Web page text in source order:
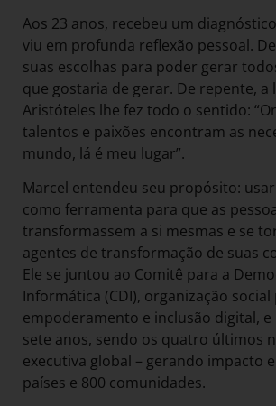
Aos 23 anos, recebeu um
viu em profunda reflexão pessoal.
suas escolhas para poder gerar
que gostaria de gerar. De repente, a
Aristóteles lhe fez todo o sentido:
talentos e paixões encontram as
mundo, lá é meu lugar”.
Marcel entendeu seu propósito:
como ferramenta para que as
transformassem a si mesmas e se
agentes de transformação de suas
Ele se juntou ao Comitê para a
Informática (CDI), organização
empoderamento e inclusão digital,
sete anos, sendo os quatro últimos
executiva global – gerando impacto
países e 800 comunidades.